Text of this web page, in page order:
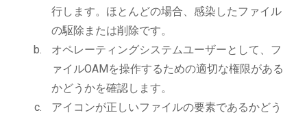
行します。ほとんどの場合、感染したファイル
の駆除または削除です。
オペレーティングシステムユーザーとして、フ
ァイルOAMを操作するための適切な権限がある
かどうかを確認します。
アイコンが正しいファイルの要素であるかどう